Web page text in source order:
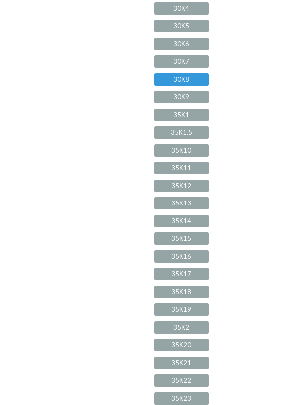
30К4
30К5
30К6
30К7
30К8
30К9
35К1
35К1.5
35К10
35К11
35К12
35К13
35К14
35К15
35К16
35К17
35К18
35К19
35К2
35К20
35К21
35К22
35К23